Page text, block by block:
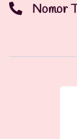
Nomor